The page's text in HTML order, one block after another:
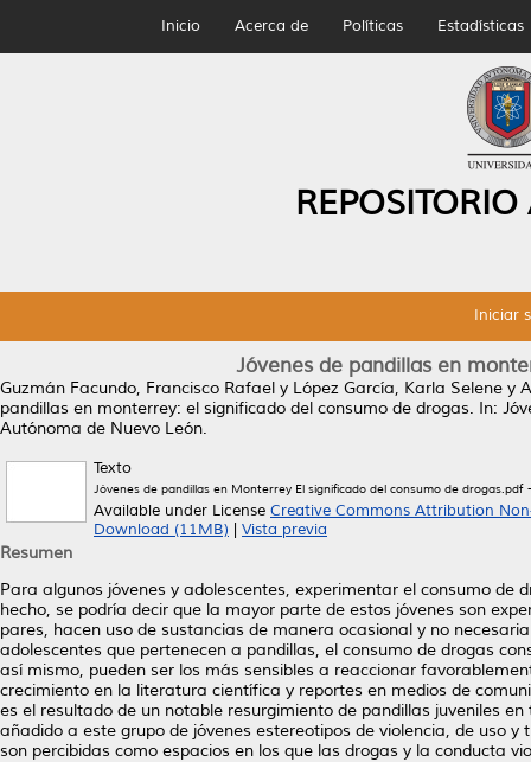
Inicio Acerca de Políticas Estadísticas
Iniciar
Jóvenes de pandillas en
Guzmán Facundo, Francisco Rafael y López García, Karla Selene y
pandillas en monterrey: el significado del consumo de drogas. In:
Autónoma de Nuevo León.
Texto
Jóvenes de pandillas en Monterrey El significado del consumo de drogas.pdf
Available under License Creative Commons Attribution
Download (11MB)
Vista previa
Resumen
Para algunos jóvenes y adolescentes, experimentar el consumo
hecho, se podría decir que la mayor parte de estos jóvenes son
pares, hacen uso de sustancias de manera ocasional y no
adolescentes que pertenecen a pandillas, el consumo de drogas
así mismo, pueden ser los más sensibles a reaccionar
crecimiento en la literatura científica y reportes en medios de
es el resultado de un notable resurgimiento de pandillas juveniles
añadido a este grupo de jóvenes estereotipos de violencia, de uso
son percibidas como espacios en los que las drogas y la conducta